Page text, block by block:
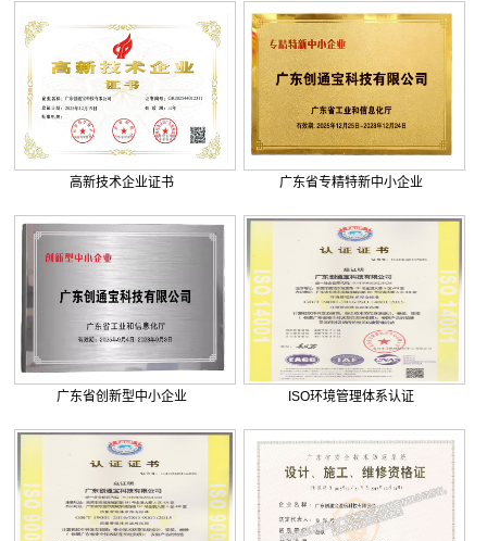
. 森源家具集团弱电系统智能化工...
. 东莞市塘厦水霖学校弱电系统智...
. 九丰能源弱电系统智能化集成工...
. 广东外语外贸大学附设河源外国...
. 巨正源科技有限公司综合弱电智...
. 美盈森综合弱电智能化工程签约...
. 大朗环球商业广场弱电智能化工...
. 米兰公馆弱电智能化工程
高新技术企业证书 广东省专精特新中小企业
广东省创新型中小企业 ISO环境管理体系认证